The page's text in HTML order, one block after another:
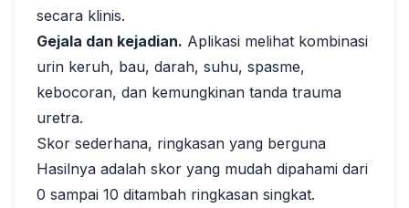
secara klinis.
Gejala dan kejadian. Aplikasi melihat kombinasi
urin keruh, bau, darah, suhu, spasme,
kebocoran, dan kemungkinan tanda trauma
uretra.
Skor sederhana, ringkasan yang berguna
Hasilnya adalah skor yang mudah dipahami dari
0 sampai 10 ditambah ringkasan singkat.